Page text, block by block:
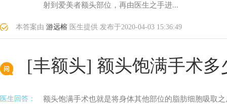
射到爱美者额头部位，再由医生之手进...
本答案由 游远榕 医生提供 发布于2020-04-03 15:36:49
[丰额头] 额头饱满手术多
医生回答：
额头饱满手术也就是将身体其他部位的脂肪细胞吸取